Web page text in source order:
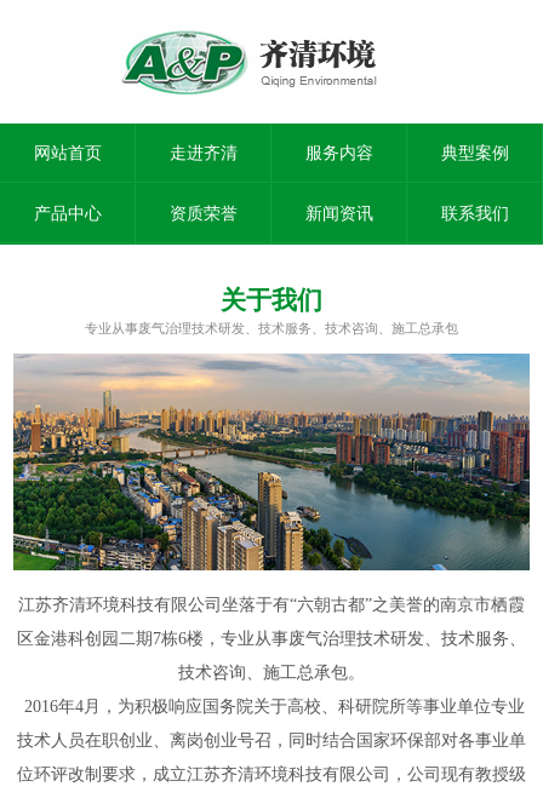
网站首页 走进齐清 服务内容 典型案例
产品中心 资质荣誉 新闻资讯 联系我们
关于我们
专业从事废气治理技术研发、技术服务、技术咨询、施工总承包
江苏齐清环境科技有限公司坐落于有“六朝古都”之美誉的南京市栖霞
区金港科创园二期7栋6楼，专业从事废气治理技术研发、技术服务、
技术咨询、施工总承包。
2016年4月，为积极响应国务院关于高校、科研院所等事业单位专业
技术人员在职创业、离岗创业号召，同时结合国家环保部对各事业单
位环评改制要求，成立江苏齐清环境科技有限公司，公司现有教授级